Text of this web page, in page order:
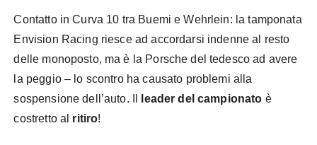
Contatto in Curva 10 tra Buemi e Wehrlein: la tamponata
Envision Racing riesce ad accordarsi indenne al resto
delle monoposto, ma è la Porsche del tedesco ad avere
la peggio – lo scontro ha causato problemi alla
sospensione dell’auto. Il
leader del campionato è
costretto al ritiro!